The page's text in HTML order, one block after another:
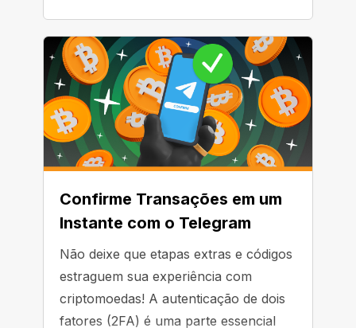
Confirme Transações em um
Instante com o Telegram
Não deixe que etapas extras e códigos
estraguem sua experiência com
criptomoedas! A autenticação de dois
fatores (2FA) é uma parte essencial